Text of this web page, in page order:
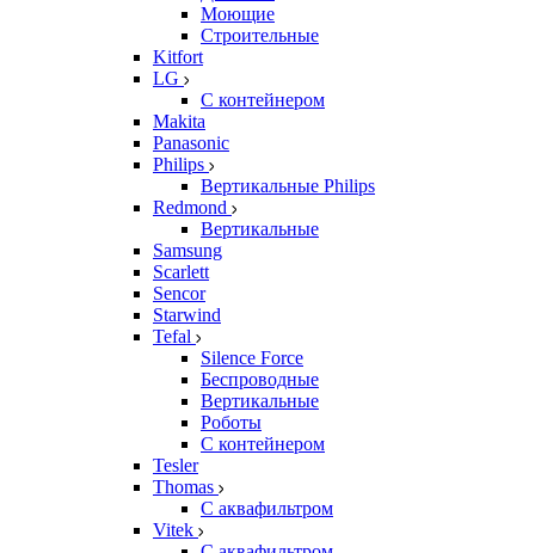
Моющие
Строительные
Kitfort
LG
С контейнером
Makita
Panasonic
Philips
Вертикальные Philips
Redmond
Вертикальные
Samsung
Scarlett
Sencor
Starwind
Tefal
Silence Force
Беспроводные
Вертикальные
Роботы
С контейнером
Tesler
Thomas
С аквафильтром
Vitek